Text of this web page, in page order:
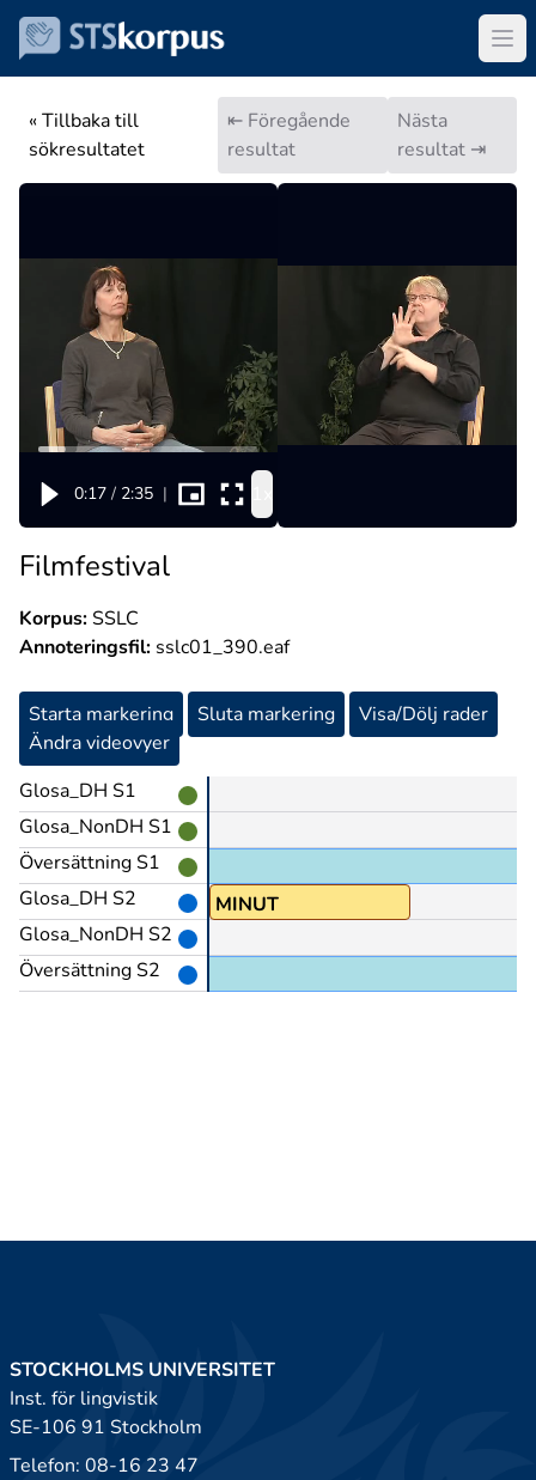
« Tillbaka till
sökresultatet
⇤ Föregående
resultat
Nästa
resultat ⇥
0:17 / 2:35 |
Filmfestival
Korpus:SSLC
Annoteringsfil: sslc01_390.eaf
Starta markering Sluta markering
Visa/Dölj rader
Ändra videovyer
Glosa_DH S1
Glosa_NonDH S1
Översättning S1
Glosa_DH S2
Glosa_NonDH S2
Översättning S2
FEMTON MINUT
STOCKHOLMS UNIVERSITET
Inst. för lingvistik
SE-106 91 Stockholm
Telefon: 08-16 23 47